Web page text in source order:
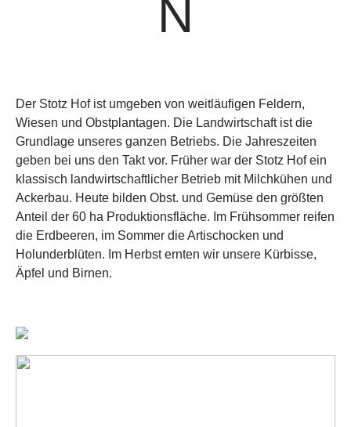
N
Der Stotz Hof ist umgeben von weitläufigen Feldern,
Wiesen und Obstplantagen. Die Landwirtschaft ist die
Grundlage unseres ganzen Betriebs. Die Jahreszeiten
geben bei uns den Takt vor. Früher war der Stotz Hof ein
klassisch landwirtschaftlicher Betrieb mit Milchkühen und
Ackerbau. Heute bilden Obst. und Gemüse den größten
Anteil der 60 ha Produktionsfläche. Im Frühsommer reifen
die Erdbeeren, im Sommer die Artischocken und
Holunderblüten. Im Herbst ernten wir unsere Kürbisse,
Äpfel und Birnen.